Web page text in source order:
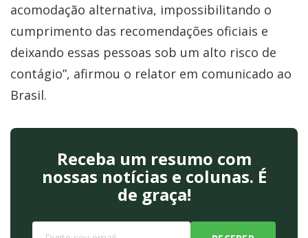
acomodação alternativa, impossibilitando o
cumprimento das recomendações oficiais e
deixando essas pessoas sob um alto risco de
contágio”, afirmou o relator em comunicado ao
Brasil.
Receba um resumo com
nossas notícias e colunas. É
de graça!